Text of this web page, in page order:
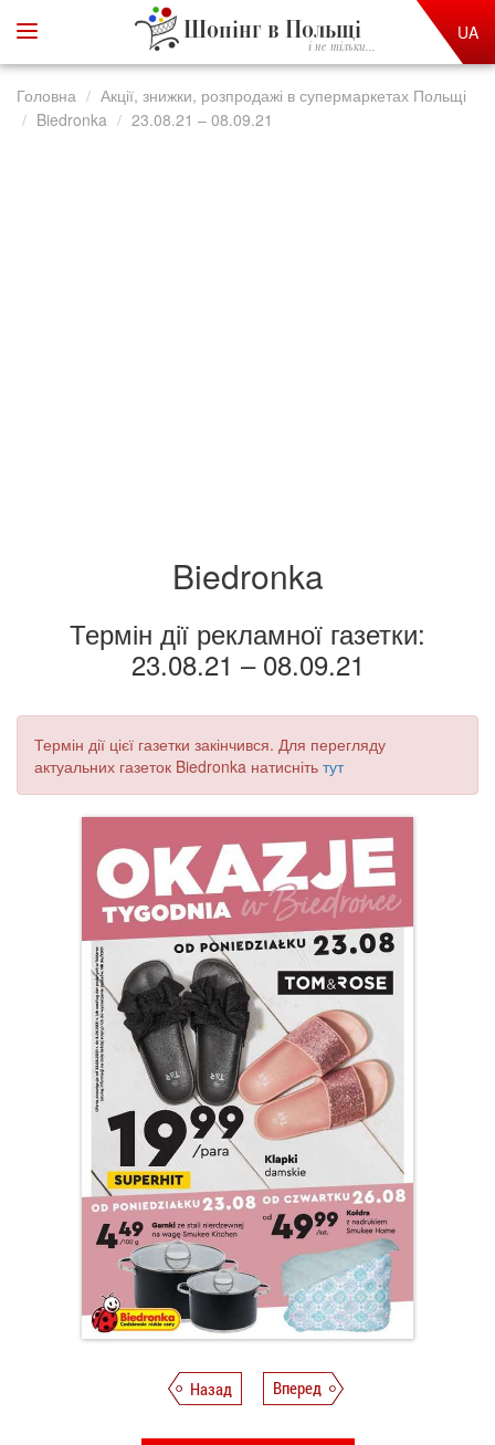
Шопінг в Польщі
і не тільки...
UA
Головна
Акції, знижки, розпродажі в супермаркетах Польщі
Biedronka
23.08.21 – 08.09.21
Biedronka
Термін дії рекламної газетки:
23.08.21 – 08.09.21
Термін дії цієї газетки закінчився. Для перегляду
актуальних газеток Biedronka натисніть тут
Назад Вперед